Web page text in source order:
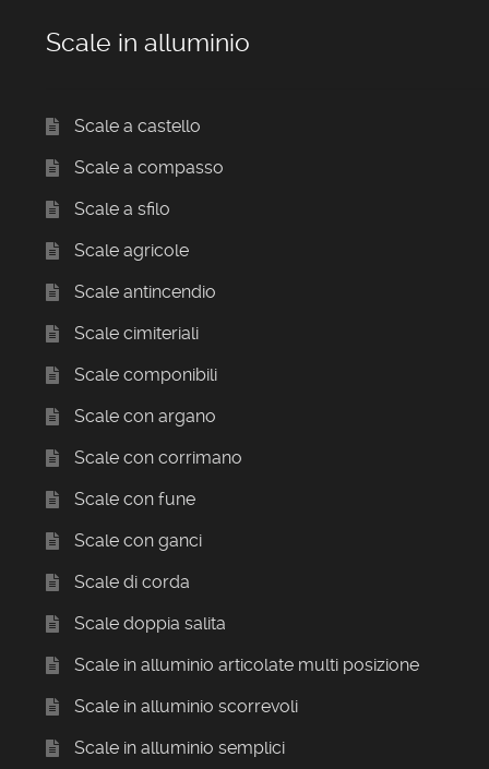
Scale in alluminio
Scale a castello
Scale a compasso
Scale a sfilo
Scale agricole
Scale antincendio
Scale cimiteriali
Scale componibili
Scale con argano
Scale con corrimano
Scale con fune
Scale con ganci
Scale di corda
Scale doppia salita
Scale in alluminio articolate multi posizione
Scale in alluminio scorrevoli
Scale in alluminio semplici